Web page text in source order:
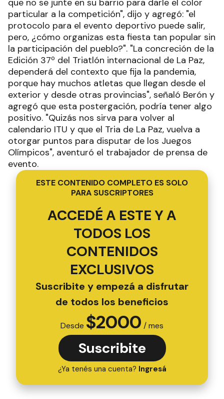
que no se junte en su barrio para darle el color
particular a la competición", dijo y agregó: "el
protocolo para el evento deportivo puede salir,
pero, ¿cómo organizas esta fiesta tan popular sin
la participación del pueblo?". "La concreción de la
Edición 37º del Triatlón internacional de La Paz,
dependerá del contexto que fija la pandemia,
porque hay muchos atletas que llegan desde el
exterior y desde otras provincias", señaló Berón y
agregó que esta postergación, podría tener algo
positivo. "Quizás nos sirva para volver al
calendario ITU y que el Tria de La Paz, vuelva a
otorgar puntos para disputar de los Juegos
Olímpicos", aventuró el trabajador de prensa de
evento.
ESTE CONTENIDO COMPLETO ES SOLO
PARA SUSCRIPTORES
ACCEDÉ A ESTE Y A
TODOS LOS
CONTENIDOS
EXCLUSIVOS
Suscribite y empezá a disfrutar
de todos los beneficios
Desde $2000 / mes
Suscribite
¿Ya tenés una cuenta? Ingresá